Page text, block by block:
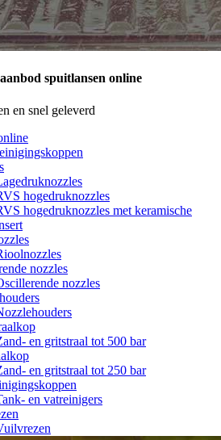
spuitlansen online
en snel geleverd
hogedruknozzles
hogedruknozzles met keramische
nozzles
nozzles
en gritstraal tot 500 bar
en gritstraal tot 250 bar
en vatreinigers